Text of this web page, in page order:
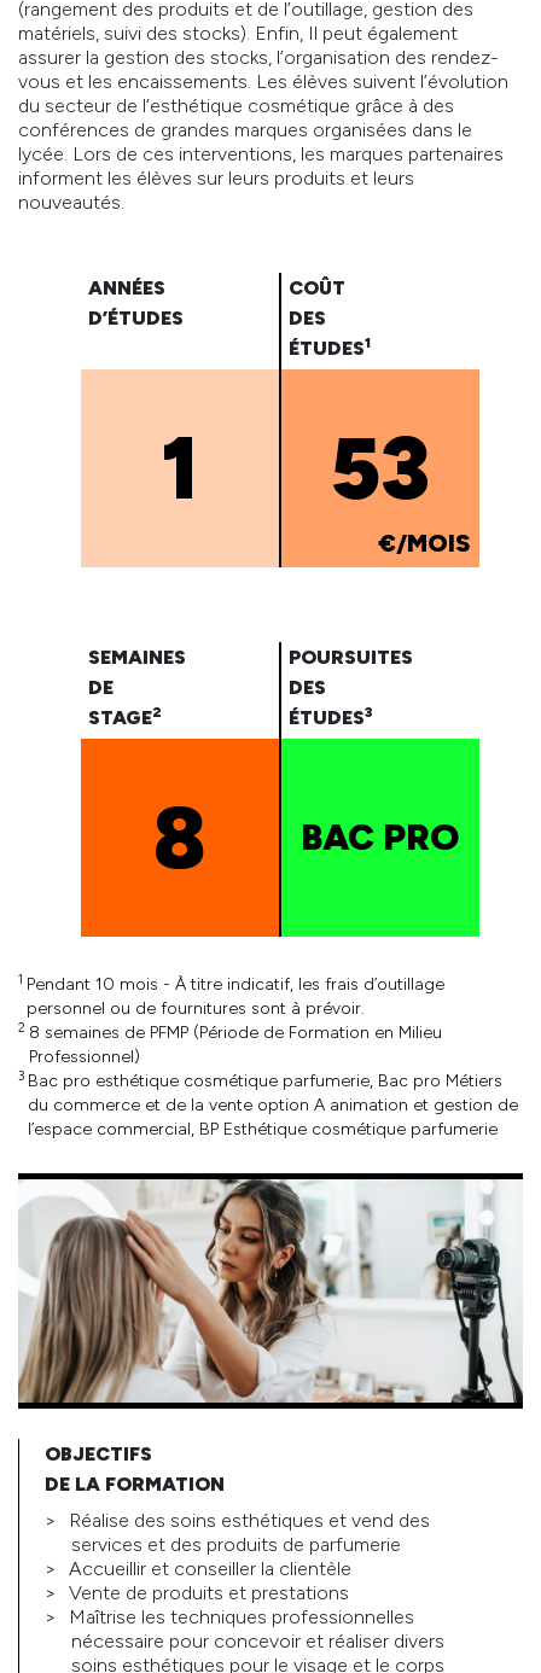
(rangement des produits et de l’outillage, gestion des
matériels, suivi des stocks). Enfin, Il peut également
assurer la gestion des stocks, l’organisation des rendez-
vous et les encaissements. Les élèves suivent l’évolution
du secteur de l’esthétique cosmétique grâce à des
conférences de grandes marques organisées dans le
lycée. Lors de ces interventions, les marques partenaires
informent les élèves sur leurs produits et leurs
nouveautés.
ANNÉES
D’ÉTUDES
1
COÛT
DES
ÉTUDES1
53
€/MOIS
SEMAINES
DE
STAGE2
8
POURSUITES
DES
ÉTUDES3
BAC PRO
1 Pendant 10 mois - À titre indicatif, les frais d’outillage
personnel ou de fournitures sont à prévoir.
2 8 semaines de PFMP (Période de Formation en Milieu
Professionnel)
3 Bac pro esthétique cosmétique parfumerie, Bac pro Métiers
du commerce et de la vente option A animation et gestion de
l’espace commercial, BP Esthétique cosmétique parfumerie
OBJECTIFS
DE LA FORMATION
Réalise des soins esthétiques et vend des
services et des produits de parfumerie
Accueillir et conseiller la clientèle
Vente de produits et prestations
Maîtrise les techniques professionnelles
nécessaire pour concevoir et réaliser divers
soins esthétiques pour le visage et le corps